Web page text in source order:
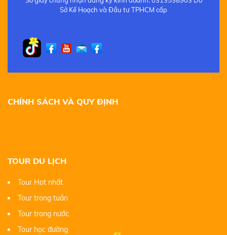
Sở Kế Hoạch và Đầu tư TPHCM cấp
CHÍNH SÁCH VÀ QUY ĐỊNH
TOUR DU LỊCH
Tour Hot nhất
Tour trong tuần
Tour trong nước
Tour học đường